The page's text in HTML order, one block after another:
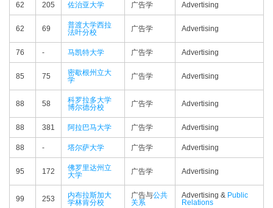
62 205 佐治亚大学 广告学 Advertising
62 69
普渡大学西拉
法叶分校
广告学 Advertising
76 - 马凯特大学 广告学 Advertising
85 75
密歇根州立大
学
广告学 Advertising
88 58
科罗拉多大学
博尔德分校
广告学 Advertising
88 381 阿拉巴马大学 广告学 Advertising
88 - 塔尔萨大学 广告学 Advertising
95 172
佛罗里达州立
大学
广告学 Advertising
99 253
内布拉斯加大
学林肯分校
广告与公共
关系
Advertising & Public
Relations